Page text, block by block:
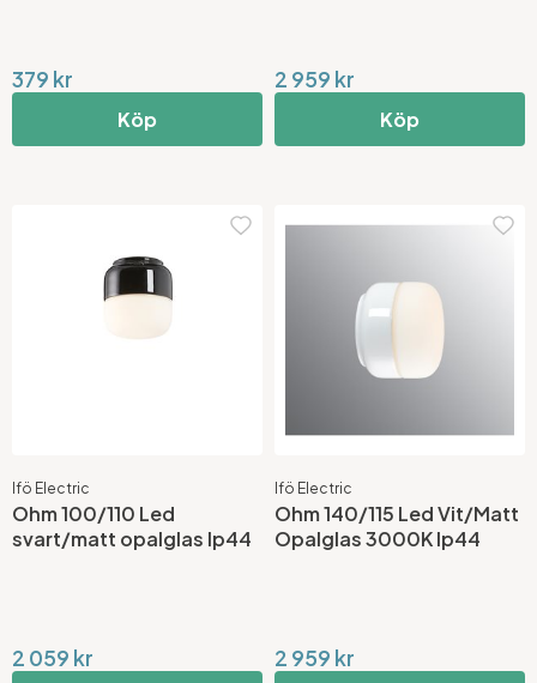
379 kr
Köp
2 959 kr
Köp
Ifö Electric
Ohm 100/110 Led
svart/matt opalglas Ip44
2 059 kr
Ifö Electric
Ohm 140/115 Led Vit/Matt
Opalglas 3000K Ip44
2 959 kr